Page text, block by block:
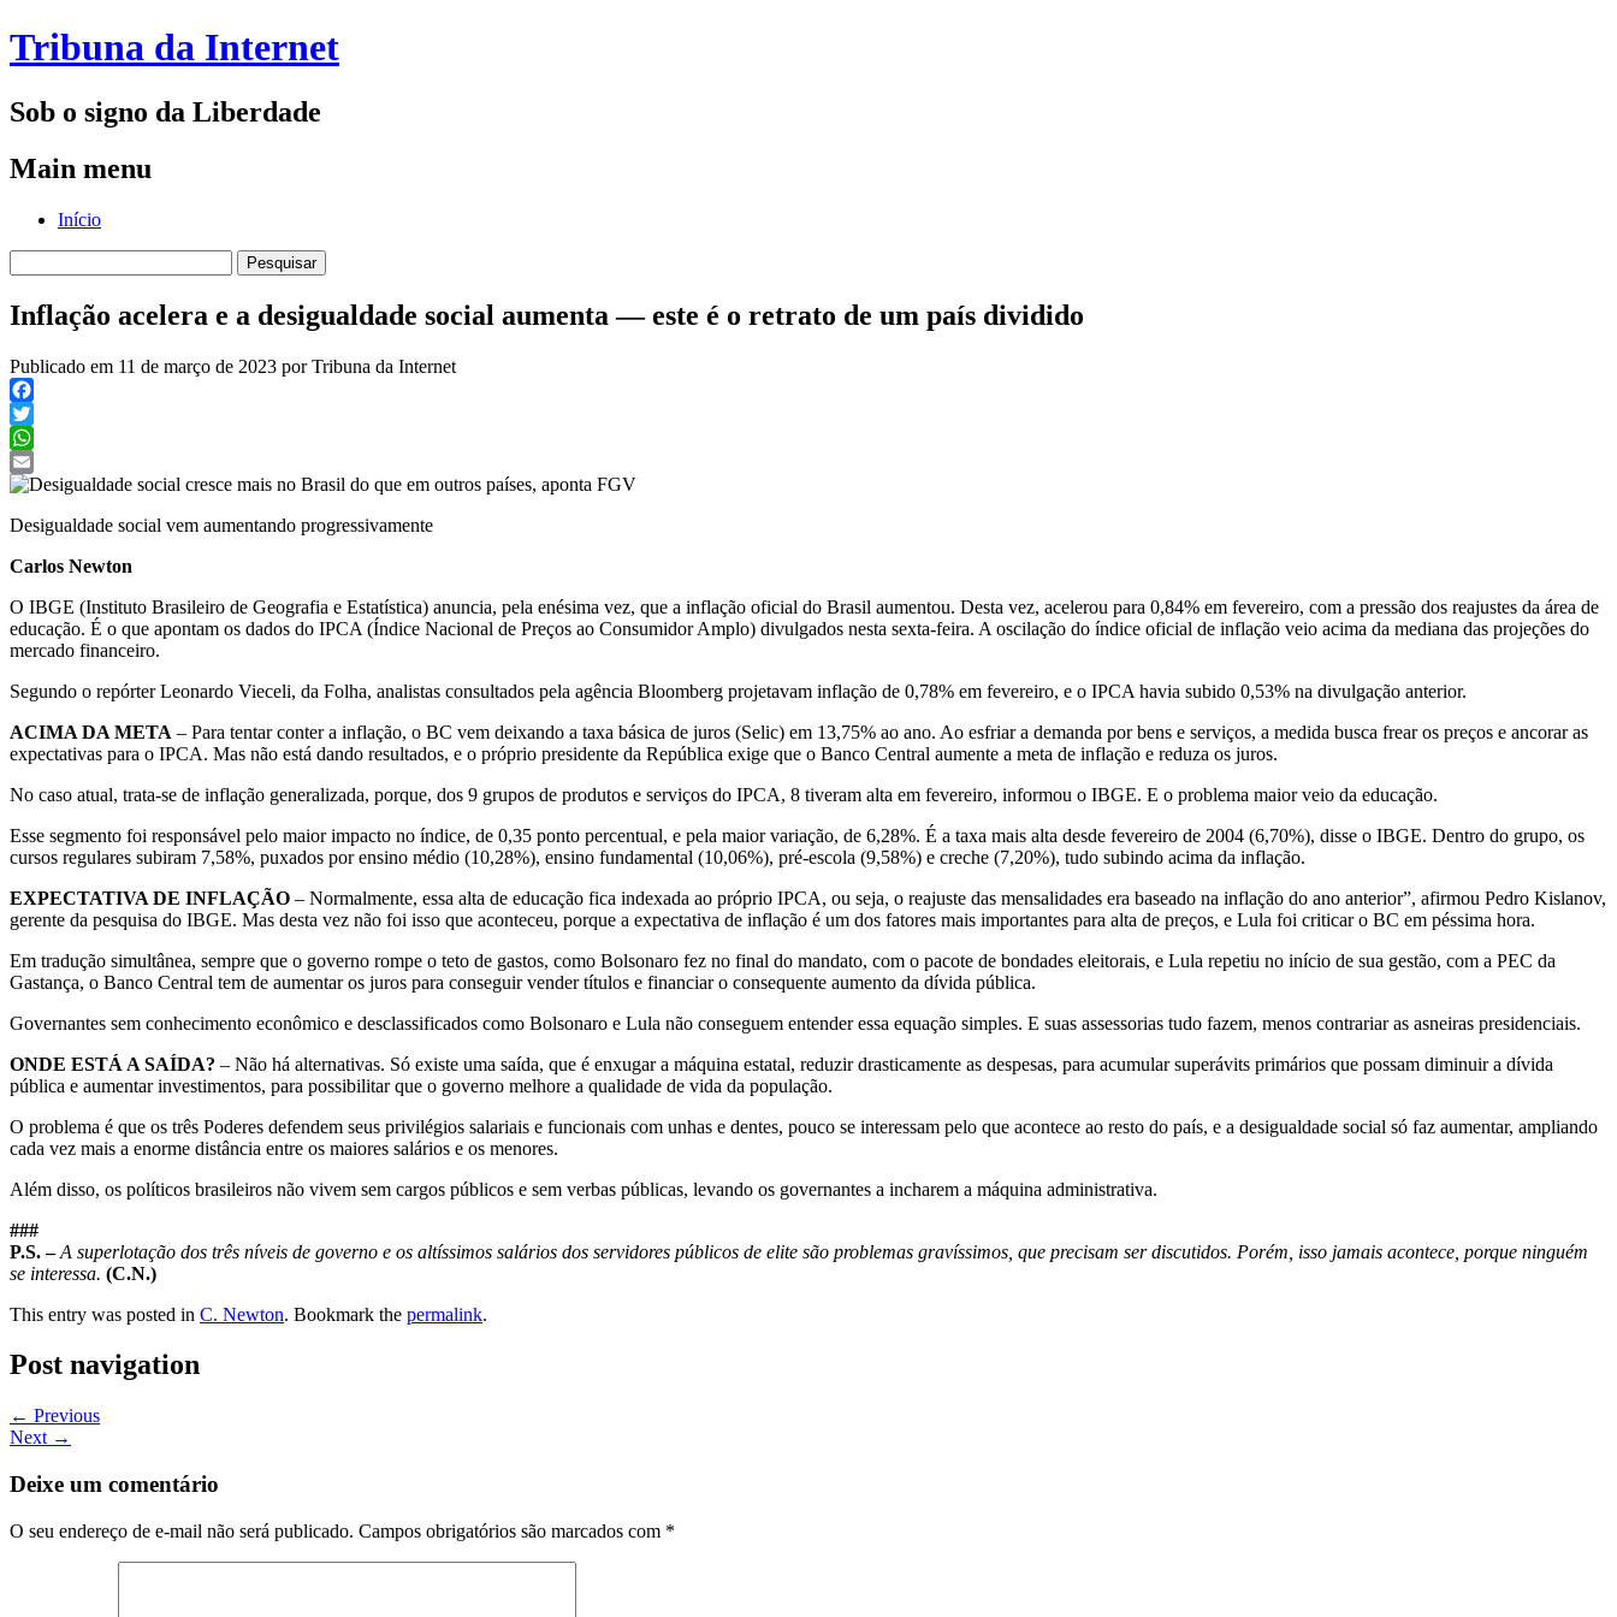
Tribuna da Internet
Sob o signo da Liberdade
Main menu
Skip
Início
por:
Inflação acelera e a desigualdade social aumenta — este é o retrato de um país dividido
Publicado em 11 de março de 2023 por Tribuna da Internet
Facebook
Twitter
WhatsApp
Email
Desigualdade social vem aumentando progressivamente
Carlos Newton
O IBGE (Instituto Brasileiro de Geografia e Estatística) anuncia, pela enésima vez, que a inflação oficial do Brasil aumentou. Desta vez, acelerou para 0,84% em fevereiro, com a pressão dos reajustes da área de
educação. É o que apontam os dados do IPCA (Índice Nacional de Preços ao Consumidor Amplo) divulgados nesta sexta-feira. A oscilação do índice oficial de inflação veio acima da mediana das projeções do
mercado financeiro.
Segundo o repórter Leonardo Vieceli, da Folha, analistas consultados pela agência Bloomberg projetavam inflação de 0,78% em fevereiro, e o IPCA havia subido 0,53% na divulgação anterior.
ACIMA DA META – Para tentar conter a inflação, o BC vem deixando a taxa básica de juros (Selic) em 13,75% ao ano. Ao esfriar a demanda por bens e serviços, a medida busca frear os preços e ancorar as
expectativas para o IPCA. Mas não está dando resultados, e o próprio presidente da República exige que o Banco Central aumente a meta de inflação e reduza os juros.
No caso atual, trata-se de inflação generalizada, porque, dos 9 grupos de produtos e serviços do IPCA, 8 tiveram alta em fevereiro, informou o IBGE. E o problema maior veio da educação.
Esse segmento foi responsável pelo maior impacto no índice, de 0,35 ponto percentual, e pela maior variação, de 6,28%. É a taxa mais alta desde fevereiro de 2004 (6,70%), disse o IBGE. Dentro do grupo, os
cursos regulares subiram 7,58%, puxados por ensino médio (10,28%), ensino fundamental (10,06%), pré-escola (9,58%) e creche (7,20%), tudo subindo acima da inflação.
EXPECTATIVA DE INFLAÇÃO – Normalmente, essa alta de educação fica indexada ao próprio IPCA, ou seja, o reajuste das mensalidades era baseado na inflação do ano anterior”, afirmou Pedro Kislanov,
gerente da pesquisa do IBGE. Mas desta vez não foi isso que aconteceu, porque a expectativa de inflação é um dos fatores mais importantes para alta de preços, e Lula foi criticar o BC em péssima hora.
Em tradução simultânea, sempre que o governo rompe o teto de gastos, como Bolsonaro fez no final do mandato, com o pacote de bondades eleitorais, e Lula repetiu no início de sua gestão, com a PEC da
Gastança, o Banco Central tem de aumentar os juros para conseguir vender títulos e financiar o consequente aumento da dívida pública.
Governantes sem conhecimento econômico e desclassificados como Bolsonaro e Lula não conseguem entender essa equação simples. E suas assessorias tudo fazem, menos contrariar as asneiras presidenciais.
ONDE ESTÁ A SAÍDA? – Não há alternativas. Só existe uma saída, que é enxugar a máquina estatal, reduzir drasticamente as despesas, para acumular superávits primários que possam diminuir a dívida
pública e aumentar investimentos, para possibilitar que o governo melhore a qualidade de vida da população.
O problema é que os três Poderes defendem seus privilégios salariais e funcionais com unhas e dentes, pouco se interessam pelo que acontece ao resto do país, e a desigualdade social só faz aumentar, ampliando
cada vez mais a enorme distância entre os maiores salários e os menores.
Além disso, os políticos brasileiros não vivem sem cargos públicos e sem verbas públicas, levando os governantes a incharem a máquina administrativa.
###
P.S. – A superlotação dos três níveis de governo e os altíssimos salários dos servidores públicos de elite são problemas gravíssimos, que precisam ser discutidos. Porém, isso jamais acontece, porque ninguém
se interessa. (C.N.)
This entry was posted in C. Newton. Bookmark the permalink.
Post navigation
← Previous
Next →
Deixe um comentário
O seu endereço de e-mail não será publicado. Campos obrigatórios são marcados com *